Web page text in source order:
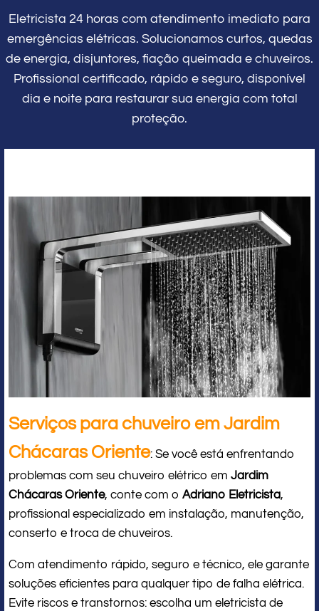
Eletricista 24 horas com atendimento imediato para
emergências elétricas. Solucionamos curtos, quedas
de energia, disjuntores, fiação queimada e chuveiros.
Profissional certificado, rápido e seguro, disponível
dia e noite para restaurar sua energia com total
proteção.
Serviços para chuveiro em Jardim
Chácaras Oriente: Se você está enfrentando
problemas com seu chuveiro elétrico em Jardim
Chácaras Oriente, conte com o Adriano Eletricista,
profissional especializado em instalação, manutenção,
conserto e troca de chuveiros.
Com atendimento rápido, seguro e técnico, ele garante
soluções eficientes para qualquer tipo de falha elétrica.
Evite riscos e transtornos: escolha um eletricista de